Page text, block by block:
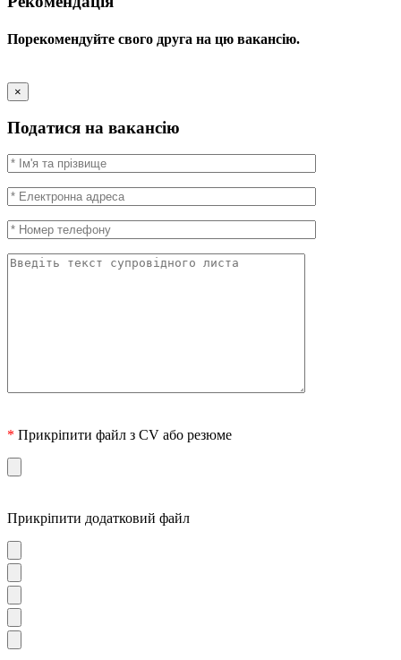
Порекомендуйте свого друга на цю вакансію.
×
Податися на вакансію
* Прикріпити файл з CV або резюме
Прикріпити додатковий файл